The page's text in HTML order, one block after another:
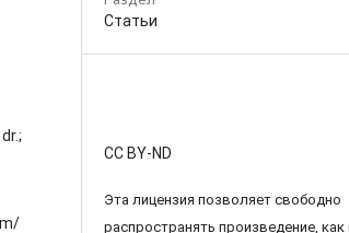
Статьи
CC BY-ND
Эта лицензия позволяет свободно
распространять произведение, как